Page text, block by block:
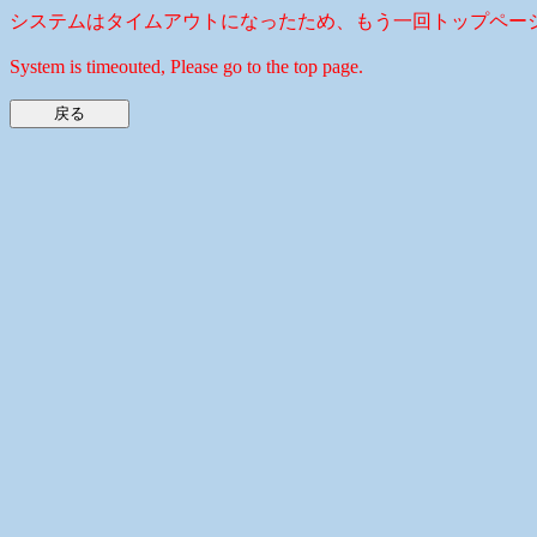
システムはタイムアウトになったため、もう一回トップペー
System is timeouted, Please go to the top page.